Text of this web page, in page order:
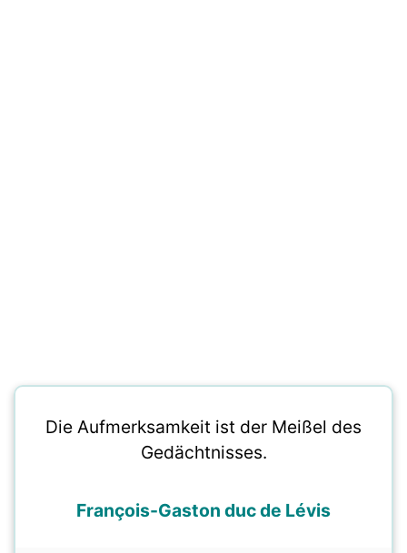
Die Aufmerksamkeit ist der Meißel des
Gedächtnisses.
François-Gaston duc de Lévis